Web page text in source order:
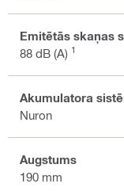
Emitētās skaņas
88 dB (A) 1
Akumulatora
Nuron
Augstums
190 mm